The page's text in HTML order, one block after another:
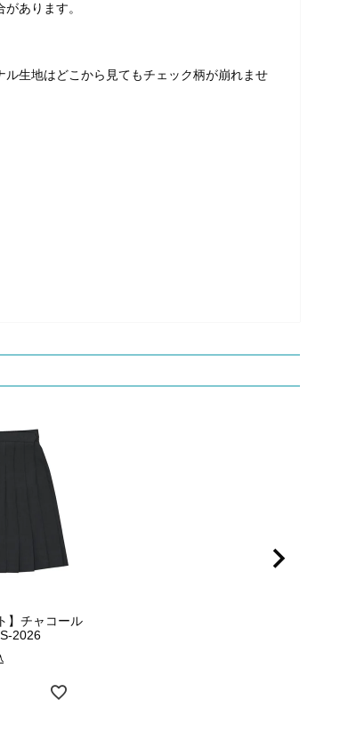
あります。
生地はどこから見てもチェック柄が崩れませ
】チャコール
2026